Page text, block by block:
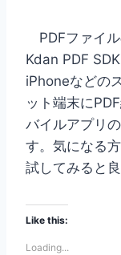
PDFファイル
Kdan PDF
iPhoneなどの
ット端末に
バイルアプリ
す。気になる
試してみると
Like this:
Loading...